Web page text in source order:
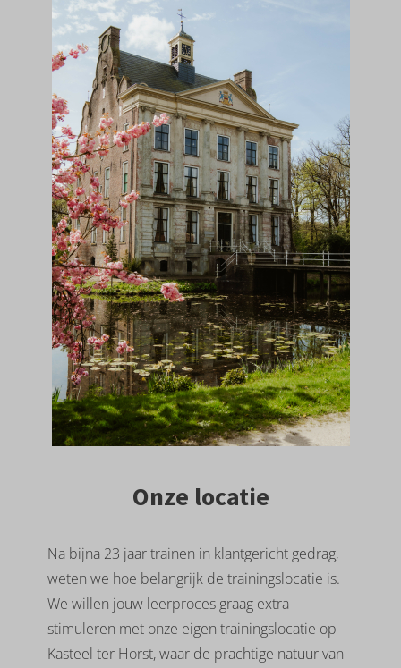
Onze locatie
Na bijna 23 jaar trainen in klantgericht gedrag,
weten we hoe belangrijk de trainingslocatie is.
We willen jouw leerproces graag extra
stimuleren met onze eigen trainingslocatie op
Kasteel ter Horst, waar de prachtige natuur van